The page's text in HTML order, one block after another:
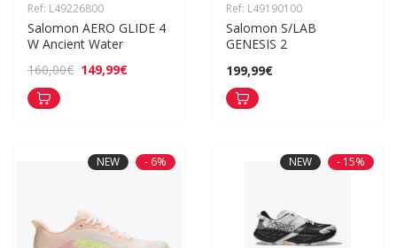
Ref: L49226800
Salomon AERO GLIDE 4
W Ancient Water
160,00€ 149,99€
Ref: L49190100
Salomon S/LAB
GENESIS 2
199,99€
NEW - 6% NEW - 15%